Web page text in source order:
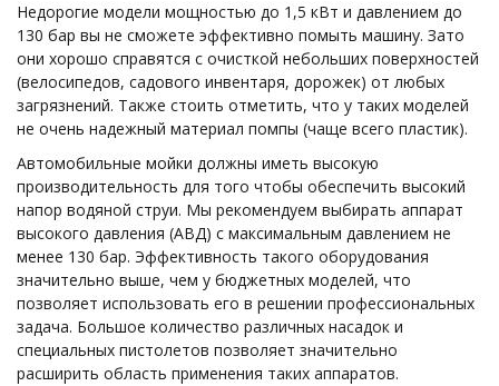
Недорогие модели мощностью до 1,5 кВт и давлением до
130 бар вы не сможете эффективно помыть машину. Зато
они хорошо справятся с очисткой небольших поверхностей
(велосипедов, садового инвентаря, дорожек) от любых
загрязнений. Также стоить отметить, что у таких моделей
не очень надежный материал помпы (чаще всего пластик).
Автомобильные мойки должны иметь высокую
производительность для того чтобы обеспечить высокий
напор водяной струи. Мы рекомендуем выбирать аппарат
высокого давления (АВД) с максимальным давлением не
менее 130 бар. Эффективность такого оборудования
значительно выше, чем у бюджетных моделей, что
позволяет использовать его в решении профессиональных
задача. Большое количество различных насадок и
специальных пистолетов позволяет значительно
расширить область применения таких аппаратов.